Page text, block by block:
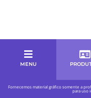
MENU
Fornecemos material gráfico somente a
para uso